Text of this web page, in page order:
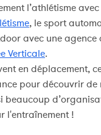
l’athlétisme
, le sport
avec une agence
Verticale.
en déplacement,
pour découvrir de
beaucoup
l'entraînement !